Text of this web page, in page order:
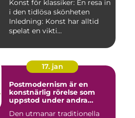
Konst för klassiker: En resa in
i den tidlösa skönheten
Inledning: Konst har alltid
spelat en vikti...
17. jan
Postmodernism är en
konstnärlig rörelse som
uppstod under andra
fortsätter att påverka
Den utmanar traditionella